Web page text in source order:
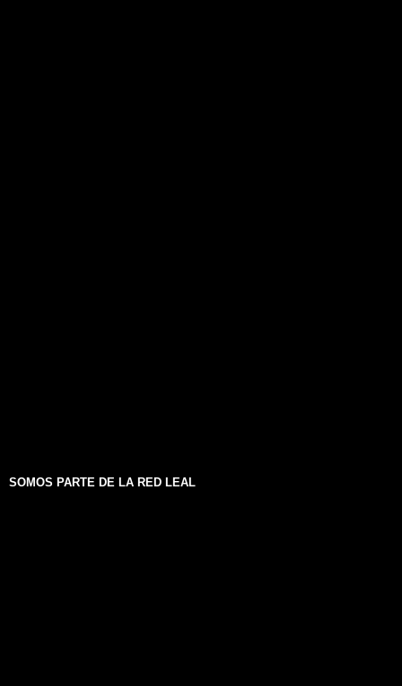
SOMOS PARTE DE LA RED LEAL